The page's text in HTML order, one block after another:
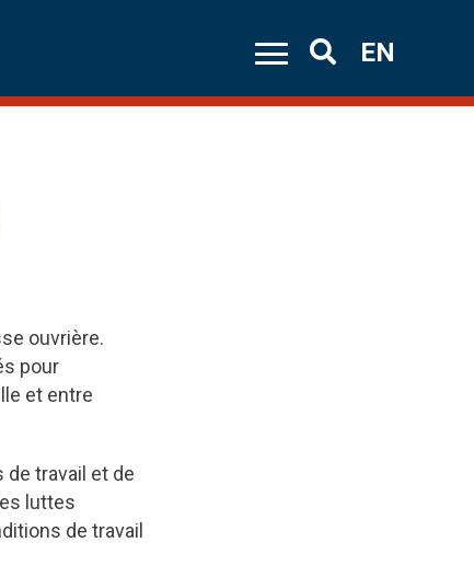
Search
EN
ouvrière.
pour
et entre
travail et de
luttes
de travail